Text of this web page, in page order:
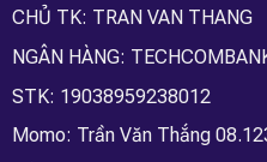
CHỦ TK: TRAN VAN THANG
NGÂN HÀNG:
STK: 19038959238012
Momo: Trần Văn Thắng